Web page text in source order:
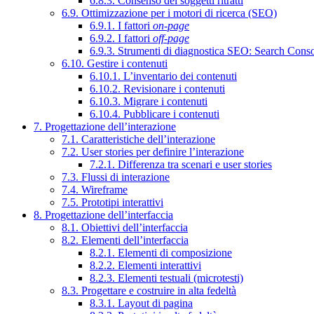
6.9. Ottimizzazione per i motori di ricerca (SEO)
6.9.1. I fattori on-page
6.9.2. I fattori off-page
6.9.3. Strumenti di diagnostica SEO: Search
6.10. Gestire i contenuti
6.10.1. L’inventario dei contenuti
6.10.2. Revisionare i contenuti
6.10.3. Migrare i contenuti
6.10.4. Pubblicare i contenuti
7. Progettazione dell’interazione
7.1. Caratteristiche dell’interazione
7.2. User stories per definire l’interazione
7.2.1. Differenza tra scenari e user stories
7.3. Flussi di interazione
7.4. Wireframe
7.5. Prototipi interattivi
8. Progettazione dell’interfaccia
8.1. Obiettivi dell’interfaccia
8.2. Elementi dell’interfaccia
8.2.1. Elementi di composizione
8.2.2. Elementi interattivi
8.2.3. Elementi testuali (microtesti)
8.3. Progettare e costruire in alta fedeltà
8.3.1. Layout di pagina